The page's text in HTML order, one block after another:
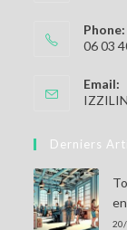
Phone:
06 03
Email:
Derniers